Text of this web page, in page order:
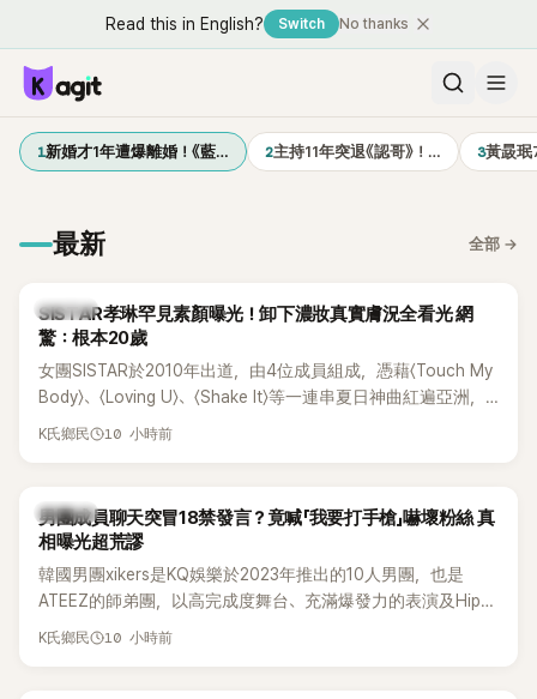
Read this in English? Switch No thanks
1新婚才1年遭爆離婚！《藍… 2主持11年突退《認哥》！… 3黃晸
最新 全部 →
K-POP
SISTAR孝琳罕見素顏曝光！卸下濃妝真實膚況全看光 網
驚：根本20歲
女團SISTAR於2010年出道，由4位成員組成，憑藉〈Touch My
Body〉、〈Loving U〉、〈Shake It〉等一連串夏日神曲紅遍亞洲，
獲封「夏日女王」。不過，團體在出道滿7年後宣布解散，成員各
不僅展現兩人多年不變的好交情，她幾乎素顏入鏡的真實模
樣，也意外掀起網友熱議。
K氏鄉民 10 小時前
K-POP
男團成員聊天突冒18禁發言？竟喊「我要打手槍」嚇壞粉絲 真
相曝光超荒謬
韓國男團xikers是KQ娛樂於2023年推出的10人男團，也是
ATEEZ的師弟團，以高完成度舞台、充滿爆發力的表演及Hip-
Hop風格聞名，出道後迅速累積大批海內外粉絲，近年也陸續
K氏鄉民 10 小時前